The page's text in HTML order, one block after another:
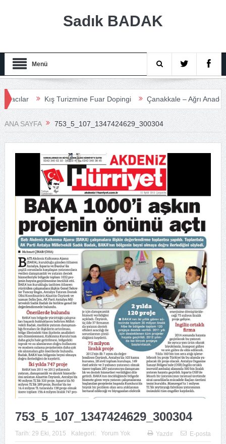
Sadık BADAK
Menü
Kış Turizmine Fuar Dopingi Çanakkale – Ağrı Anadolu
ANA SAYFA 753_5_107_1347424629_300304
753_5_107_1347424629_300304
Tarih: 29 Eki, 2015 Kategori: Yorum Yok Yazdır E-posta